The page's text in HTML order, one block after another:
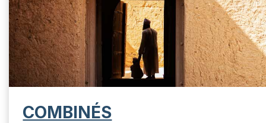
COMBINÉS